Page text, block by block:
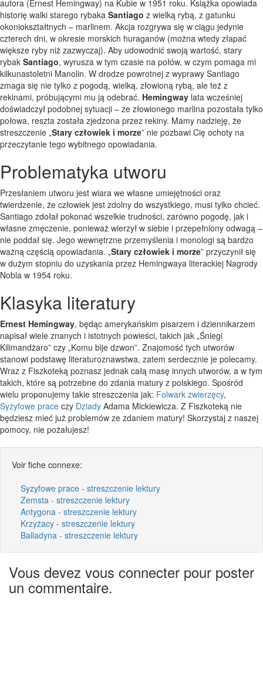
autora (Ernest Hemingway) na Kubie w 1951 roku. Książka opowiada
historię walki starego rybaka Santiago z wielką rybą, z gatunku
okoniokształtnych – marlinem. Akcja rozgrywa się w ciągu jedynie
czterech dni, w okresie morskich huraganów (można wtedy złapać
większe ryby niż zazwyczaj). Aby udowodnić swoją wartość, stary
rybak Santiago, wyrusza w tym czasie na połów, w czym pomaga mi
kilkunastoletni Manolin. W drodze powrotnej z wyprawy Santiago
zmaga się nie tylko z pogodą, wielką, złowioną rybą, ale też z
rekinami, próbującymi mu ją odebrać. Hemingway lata wcześniej
doświadczył podobnej sytuacji – ze złowionego marlina pozostała tylko
połowa, reszta została zjedzona przez rekiny. Mamy nadzieję, że
streszczenie „Stary człowiek i morze” nie pozbawi Cię ochoty na
przeczytanie tego wybitnego opowiadania.
Problematyka utworu
Przesłaniem utworu jest wiara we własne umiejętności oraz
twierdzenie, że człowiek jest zdolny do wszystkiego, musi tylko chcieć.
Santiago zdołał pokonać wszelkie trudności, zarówno pogodę, jak i
własne zmęczenie, ponieważ wierzył w siebie i przepełniony odwagą –
nie poddał się. Jego wewnętrzne przemyślenia i monologi są bardzo
ważną częścią opowiadania. „Stary człowiek i morze” przyczynił się
w dużym stopniu do uzyskania przez Hemingwaya literackiej Nagrody
Nobla w 1954 roku.
Klasyka literatury
Ernest Hemingway, będąc amerykańskim pisarzem i dziennikarzem
napisał wiele znanych i istotnych powieści, takich jak „Śniegi
Kilimandżaro” czy „Komu bije dzwon”. Znajomość tych utworów
stanowi podstawę literaturoznawstwa, zatem serdecznie je polecamy.
Wraz z Fiszkoteką poznasz jednak całą masę innych utworów, a w tym
takich, które są potrzebne do zdania matury z polskiego. Spośród
wielu proponujemy takie streszczenia jak: Folwark zwierzęcy,
Syzyfowe prace czy Dziady Adama Mickiewicza. Z Fiszkoteką nie
będziesz mieć już problemów ze zdaniem matury! Skorzystaj z naszej
pomocy, nie pożałujesz!
Voir fiche connexe:
Syzyfowe prace - streszczenie lektury
Zemsta - streszczenie lektury
Antygona - streszczenie lektury
Krzyżacy - streszczenie lektury
Balladyna - streszczenie lektury
Vous devez vous connecter pour poster
un commentaire.